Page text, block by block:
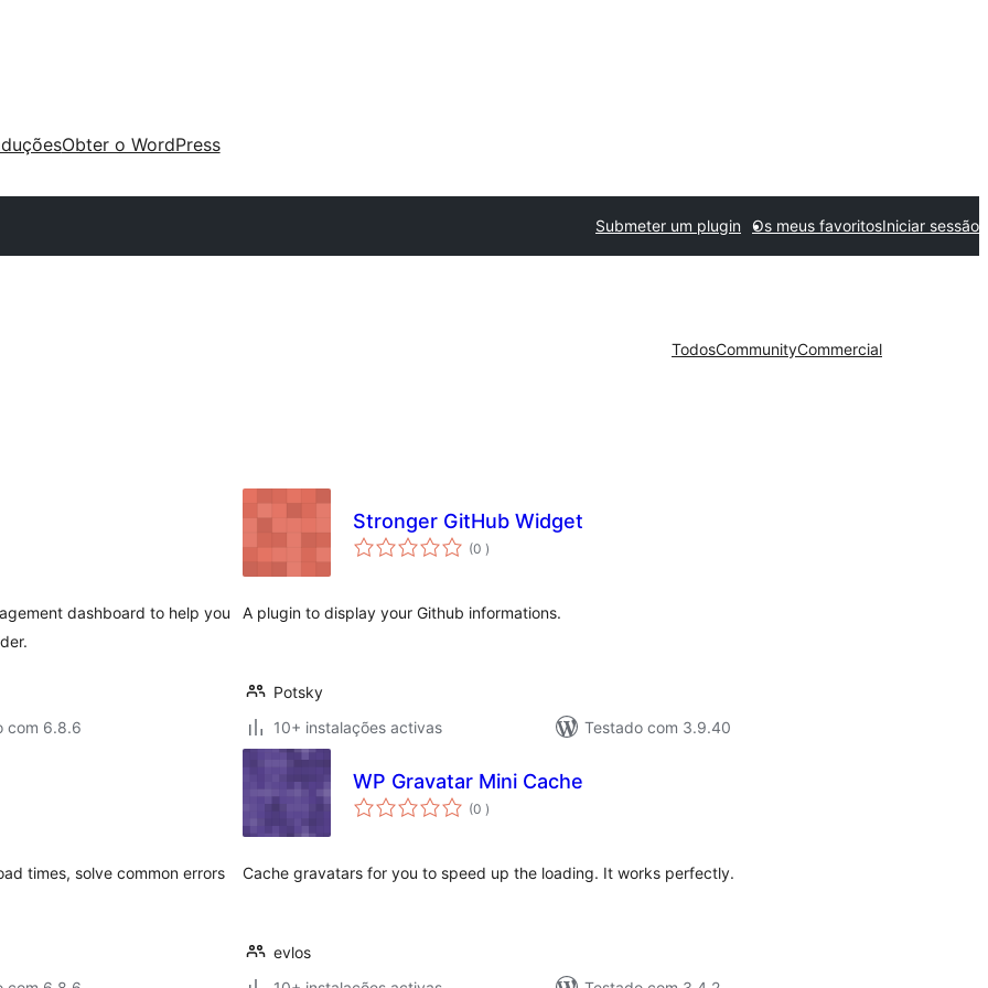
Obter o WordPress
Submeter um plugin Os meus favoritosIniciar sessão
TodosCommunityCommercial
dashboard to help you
com 6.8.6
Stronger GitHub Widget
(0 classificações
)
A plugin to display your Github informations.
Potsky
10+ instalações activas
Testado com 3.9.40
times, solve common errors
WP Gravatar Mini Cache
(0 classificações
)
Cache gravatars for you to speed up the loading. It works perfectly.
evlos